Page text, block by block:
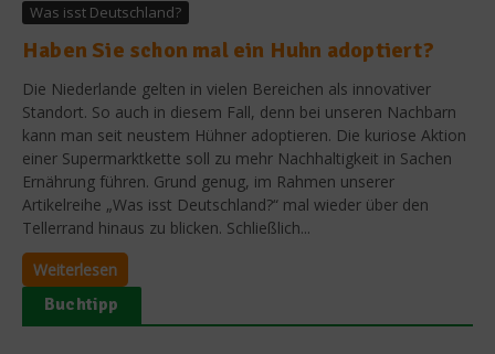
Was isst Deutschland?
Haben Sie schon mal ein Huhn adoptiert?
Die Niederlande gelten in vielen Bereichen als innovativer
Standort. So auch in diesem Fall, denn bei unseren Nachbarn
kann man seit neustem Hühner adoptieren. Die kuriose Aktion
einer Supermarktkette soll zu mehr Nachhaltigkeit in Sachen
Ernährung führen. Grund genug, im Rahmen unserer
Artikelreihe „Was isst Deutschland?“ mal wieder über den
Tellerrand hinaus zu blicken. Schließlich...
Weiterlesen
Buchtipp